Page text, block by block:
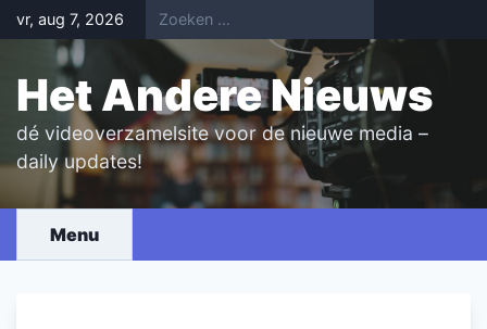
Skip
to
content
vr, aug 7, 2026
Het Andere Nieuws
dé videoverzamelsite voor de nieuwe media –
daily updates!
Menu